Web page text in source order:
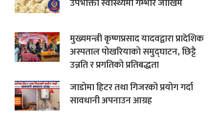
मुख्यमन्त्री कृष्णप्रसाद यादवद्वारा प्रादेशिक
अस्पताल पोखरियाको समुद्घाटन, छिट्टै
उन्नति र प्रगतिको प्रतिबद्धता
जाडोमा हिटर तथा गिजरको प्रयोग गर्दा
सावधानी अपनाउन आग्रह